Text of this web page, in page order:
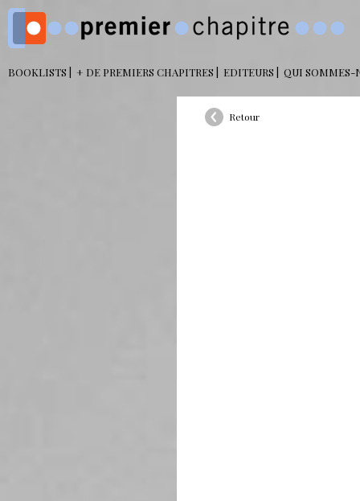
BOOKLISTS + DE PREMIERS CHAPITRES EDITEURS QUI SOMMES-
Retour